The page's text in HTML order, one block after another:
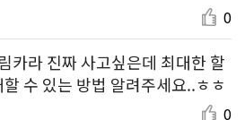
0
카라 진짜 사고싶은데 최대한 할
수 있는 방법 알려주세요..ㅎㅎ
0